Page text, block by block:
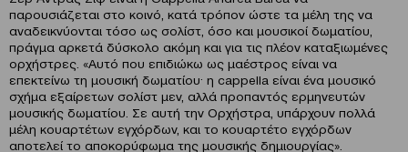
παρουσιάζεται στο κοινό, κατά τρόπον ώστε τα μέλη της να
αναδεικνύονται τόσο ως σολίστ, όσο και μουσικοί δωματίου,
πράγμα αρκετά δύσκολο ακόμη και για τις πλέον καταξιωμένες
ορχήστρες. «Αυτό που επιδιώκω ως μαέστρος είναι να
επεκτείνω τη μουσική δωματίου· η cappella είναι ένα μουσικό
σχήμα εξαίρετων σολίστ μεν, αλλά προπαντός ερμηνευτών
μουσικής δωματίου. Σε αυτή την Ορχήστρα, υπάρχουν πολλά
μέλη κουαρτέτων εγχόρδων, και το κουαρτέτο εγχόρδων
αποτελεί το αποκορύφωμα της μουσικής δημιουργίας».